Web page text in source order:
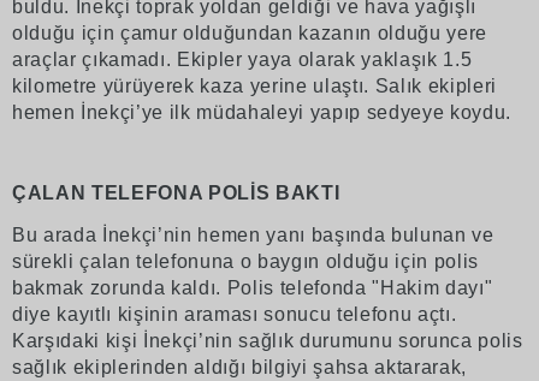
buldu. İnekçi toprak yoldan geldiği ve hava yağışlı
olduğu için çamur olduğundan kazanın olduğu yere
araçlar çıkamadı. Ekipler yaya olarak yaklaşık 1.5
kilometre yürüyerek kaza yerine ulaştı. Salık ekipleri
hemen İnekçi’ye ilk müdahaleyi yapıp sedyeye koydu.
ÇALAN TELEFONA POLİS BAKTI
Bu arada İnekçi’nin hemen yanı başında bulunan ve
sürekli çalan telefonuna o baygın olduğu için polis
bakmak zorunda kaldı. Polis telefonda "Hakim dayı"
diye kayıtlı kişinin araması sonucu telefonu açtı.
Karşıdaki kişi İnekçi’nin sağlık durumunu sorunca polis
sağlık ekiplerinden aldığı bilgiyi şahsa aktararak,